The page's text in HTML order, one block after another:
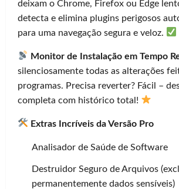
deixam o Chrome, Firefox ou Edge
detecta e elimina plugins perigosos
para uma navegação segura e veloz.
Monitor de Instalação em Tempo
silenciosamente todas as alterações
programas. Precisa reverter? Fácil –
completa com histórico total!
Extras Incríveis da Versão Pro
Analisador de Saúde de Software
Destruidor Seguro de Arquivos
permanentemente dados sensíveis)